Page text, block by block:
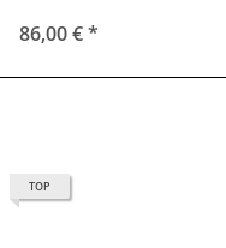
86,00 €*
TOP